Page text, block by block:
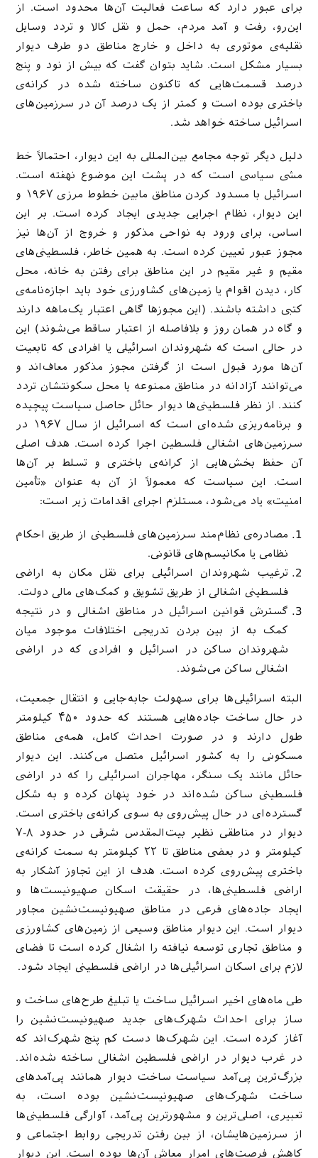
برای عبور دارد که ساعت فعالیت آن‌ها محدود است. از
این‌رو، رفت و آمد مردم، حمل و نقل کالا و تردد وسایل
نقلیه‌ی موتوری به داخل و خارج مناطق دو طرف دیوار
بسیار مشکل است. شاید بتوان گفت که بیش از نود و پنج
درصد قسمت‌هایی که تاکنون ساخته شده در کرانه‌ی
باختری بوده است و کمتر از یک درصد آن در سرزمین‌های
اسرائیل ساخته خواهد شد.
دلیل دیگر توجه مجامع بین‌المللی به این دیوار، احتمالاً خط
مشی سیاسی است که در پشت این موضوع نهفته است.
اسرائیل با مسدود کردن مناطق مابین خطوط مرزی ۱۹۶۷ و
این دیوار، نظام اجرایی جدیدی ایجاد کرده است. بر این
اساس، برای ورود به نواحی مذکور و خروج از آن‌ها نیز
مجوز عبور تعیین کرده است. به همین خاطر، فلسطینی‌های
مقیم و غیر مقیم در این مناطق برای رفتن به خانه، محل
کار، دیدن اقوام یا زمین‌های کشاورزی خود باید اجازه‌نامه‌ی
کتبی داشته باشند. (این مجوزها گاهی اعتبار یک‌ماهه دارند
و گاه در همان روز و بلافاصله از اعتبار ساقط می‌شوند) این
در حالی است که شهروندان اسرائیلی یا افرادی که تابعیت
آن‌ها مورد قبول است از گرفتن مجوز مذکور معاف‌اند و
می‌توانند آزادانه در مناطق ممنوعه یا محل سکونتشان تردد
کنند. از نظر فلسطینی‌ها دیوار حائل حاصل سیاست پیچیده
و برنامه‌ریزی شده‌ای است که اسرائیل از سال ۱۹۶۷ در
سرزمین‌های اشغالی فلسطین اجرا کرده است. هدف اصلی
آن حفظ بخش‌هایی از کرانه‌ی باختری و تسلط بر آن‌ها
است. این سیاست که معمولاً از آن به عنوان «تأمین
امنیت» یاد می‌شود، مستلزم اجرای اقدامات زیر است:
مصادره‌ی نظام‌مند سرزمین‌های فلسطینی از طریق احکام
نظامی یا مکانیسم‌های قانونی.
ترغیب شهروندان اسرائیلی برای نقل مکان به اراضی
فلسطینی اشغالی از طریق تشویق و کمک‌های مالی دولت.
گسترش قوانین اسرائیل در مناطق اشغالی و در نتیجه
کمک به از بین بردن تدریجی اختلافات موجود میان
شهروندان ساکن در اسرائیل و افرادی که در اراضی
اشغالی ساکن می‌شوند.
البته اسرائیلی‌ها برای سهولت جابه‌جایی و انتقال جمعیت،
در حال ساخت جاده‌هایی هستند که حدود ۴۵۰ کیلومتر
طول دارند و در صورت احداث کامل، همه‌ی مناطق
مسکونی را به کشور اسرائیل متصل می‌کنند. این دیوار
حائل مانند یک سنگر، مهاجران اسرائیلی را که در اراضی
فلسطینی ساکن شده‌اند در خود پنهان کرده و به شکل
گسترده‌ای در حال پیش‌روی به سوی کرانه‌ی باختری است.
دیوار در مناطقی نظیر بیت‌المقدس شرقی در حدود ۸-۷
کیلومتر و در بعضی مناطق تا ۲۲ کیلومتر به سمت کرانه‌ی
باختری پیش‌روی کرده است. هدف از این تجاوز آشکار به
اراضی فلسطینی‌ها، در حقیقت اسکان صهیونیست‌ها و
ایجاد جاده‌های فرعی در مناطق صهیونیست‌نشین مجاور
دیوار است. این دیوار مناطق وسیعی از زمین‌های کشاورزی
و مناطق تجاری توسعه نیافته را اشغال کرده است تا فضای
لازم برای اسکان اسرائیلی‌ها در اراضی فلسطینی ایجاد شود.
طی ماه‌های اخیر اسرائیل ساخت یا تبلیغ طرح‌های ساخت و
ساز برای احداث شهرک‌های جدید صهیونیست‌نشین را
آغاز کرده است. این شهرک‌ها دست کم پنج شهرک‌اند که
در غرب دیوار در اراضی فلسطین اشغالی ساخته شده‌اند.
بزرگ‌ترین پی‌آمد سیاست ساخت دیوار همانند پی‌آمدهای
ساخت شهرک‌های صهیونیست‌نشین بوده است، به
تعبیری، اصلی‌ترین و مشهورترین پی‌آمد، آوارگی فلسطینی‌ها
از سرزمین‌هایشان، از بین رفتن تدریجی روابط اجتماعی و
کاهش فرصت‌های امرار معاش آن‌ها بوده است. این دیوار